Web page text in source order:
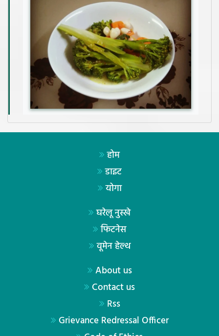
होम
डाइट
योगा
घरेलू नुस्खे
फिटनेस
वूमेन हेल्थ
About us
Contact us
Rss
Grievance Redressal Officer